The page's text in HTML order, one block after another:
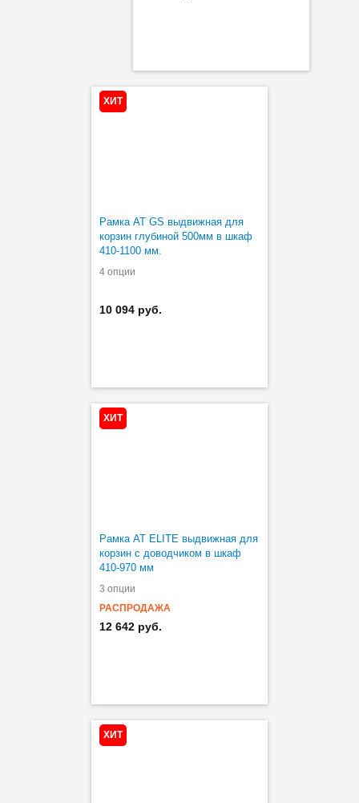
ХИТ
Рамка AT GS выдвижная для
корзин глубиной 500мм в шкаф
410-1100 мм.
4 опции
10 094 руб.
ХИТ
Рамка AT ELITE выдвижная для
корзин с доводчиком в шкаф
410-970 мм
3 опции
РАСПРОДАЖА
12 642 руб.
ХИТ